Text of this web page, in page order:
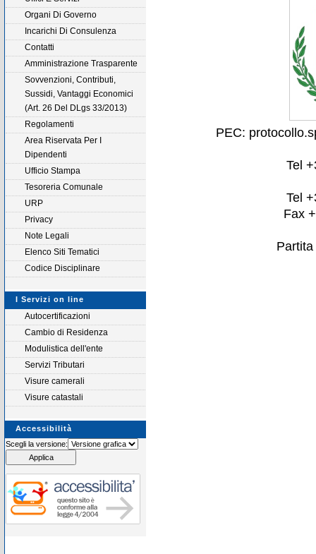
Organi Di Governo
Incarichi Di Consulenza
Contatti
Amministrazione Trasparente
Sovvenzioni, Contributi,
Sussidi, Vantaggi Economici
(Art. 26 Del DLgs 33/2013)
Regolamenti
Area Riservata Per I
Dipendenti
Ufficio Stampa
Tesoreria Comunale
URP
Privacy
Note Legali
Elenco Siti Tematici
Codice Disciplinare
I Servizi on line
Autocertificazioni
Cambio di Residenza
Modulistica dell'ente
Servizi Tributari
Visure camerali
Visure catastali
Accessibilità
Scegli la versione:
PEC:
Tel
Tel
Fax